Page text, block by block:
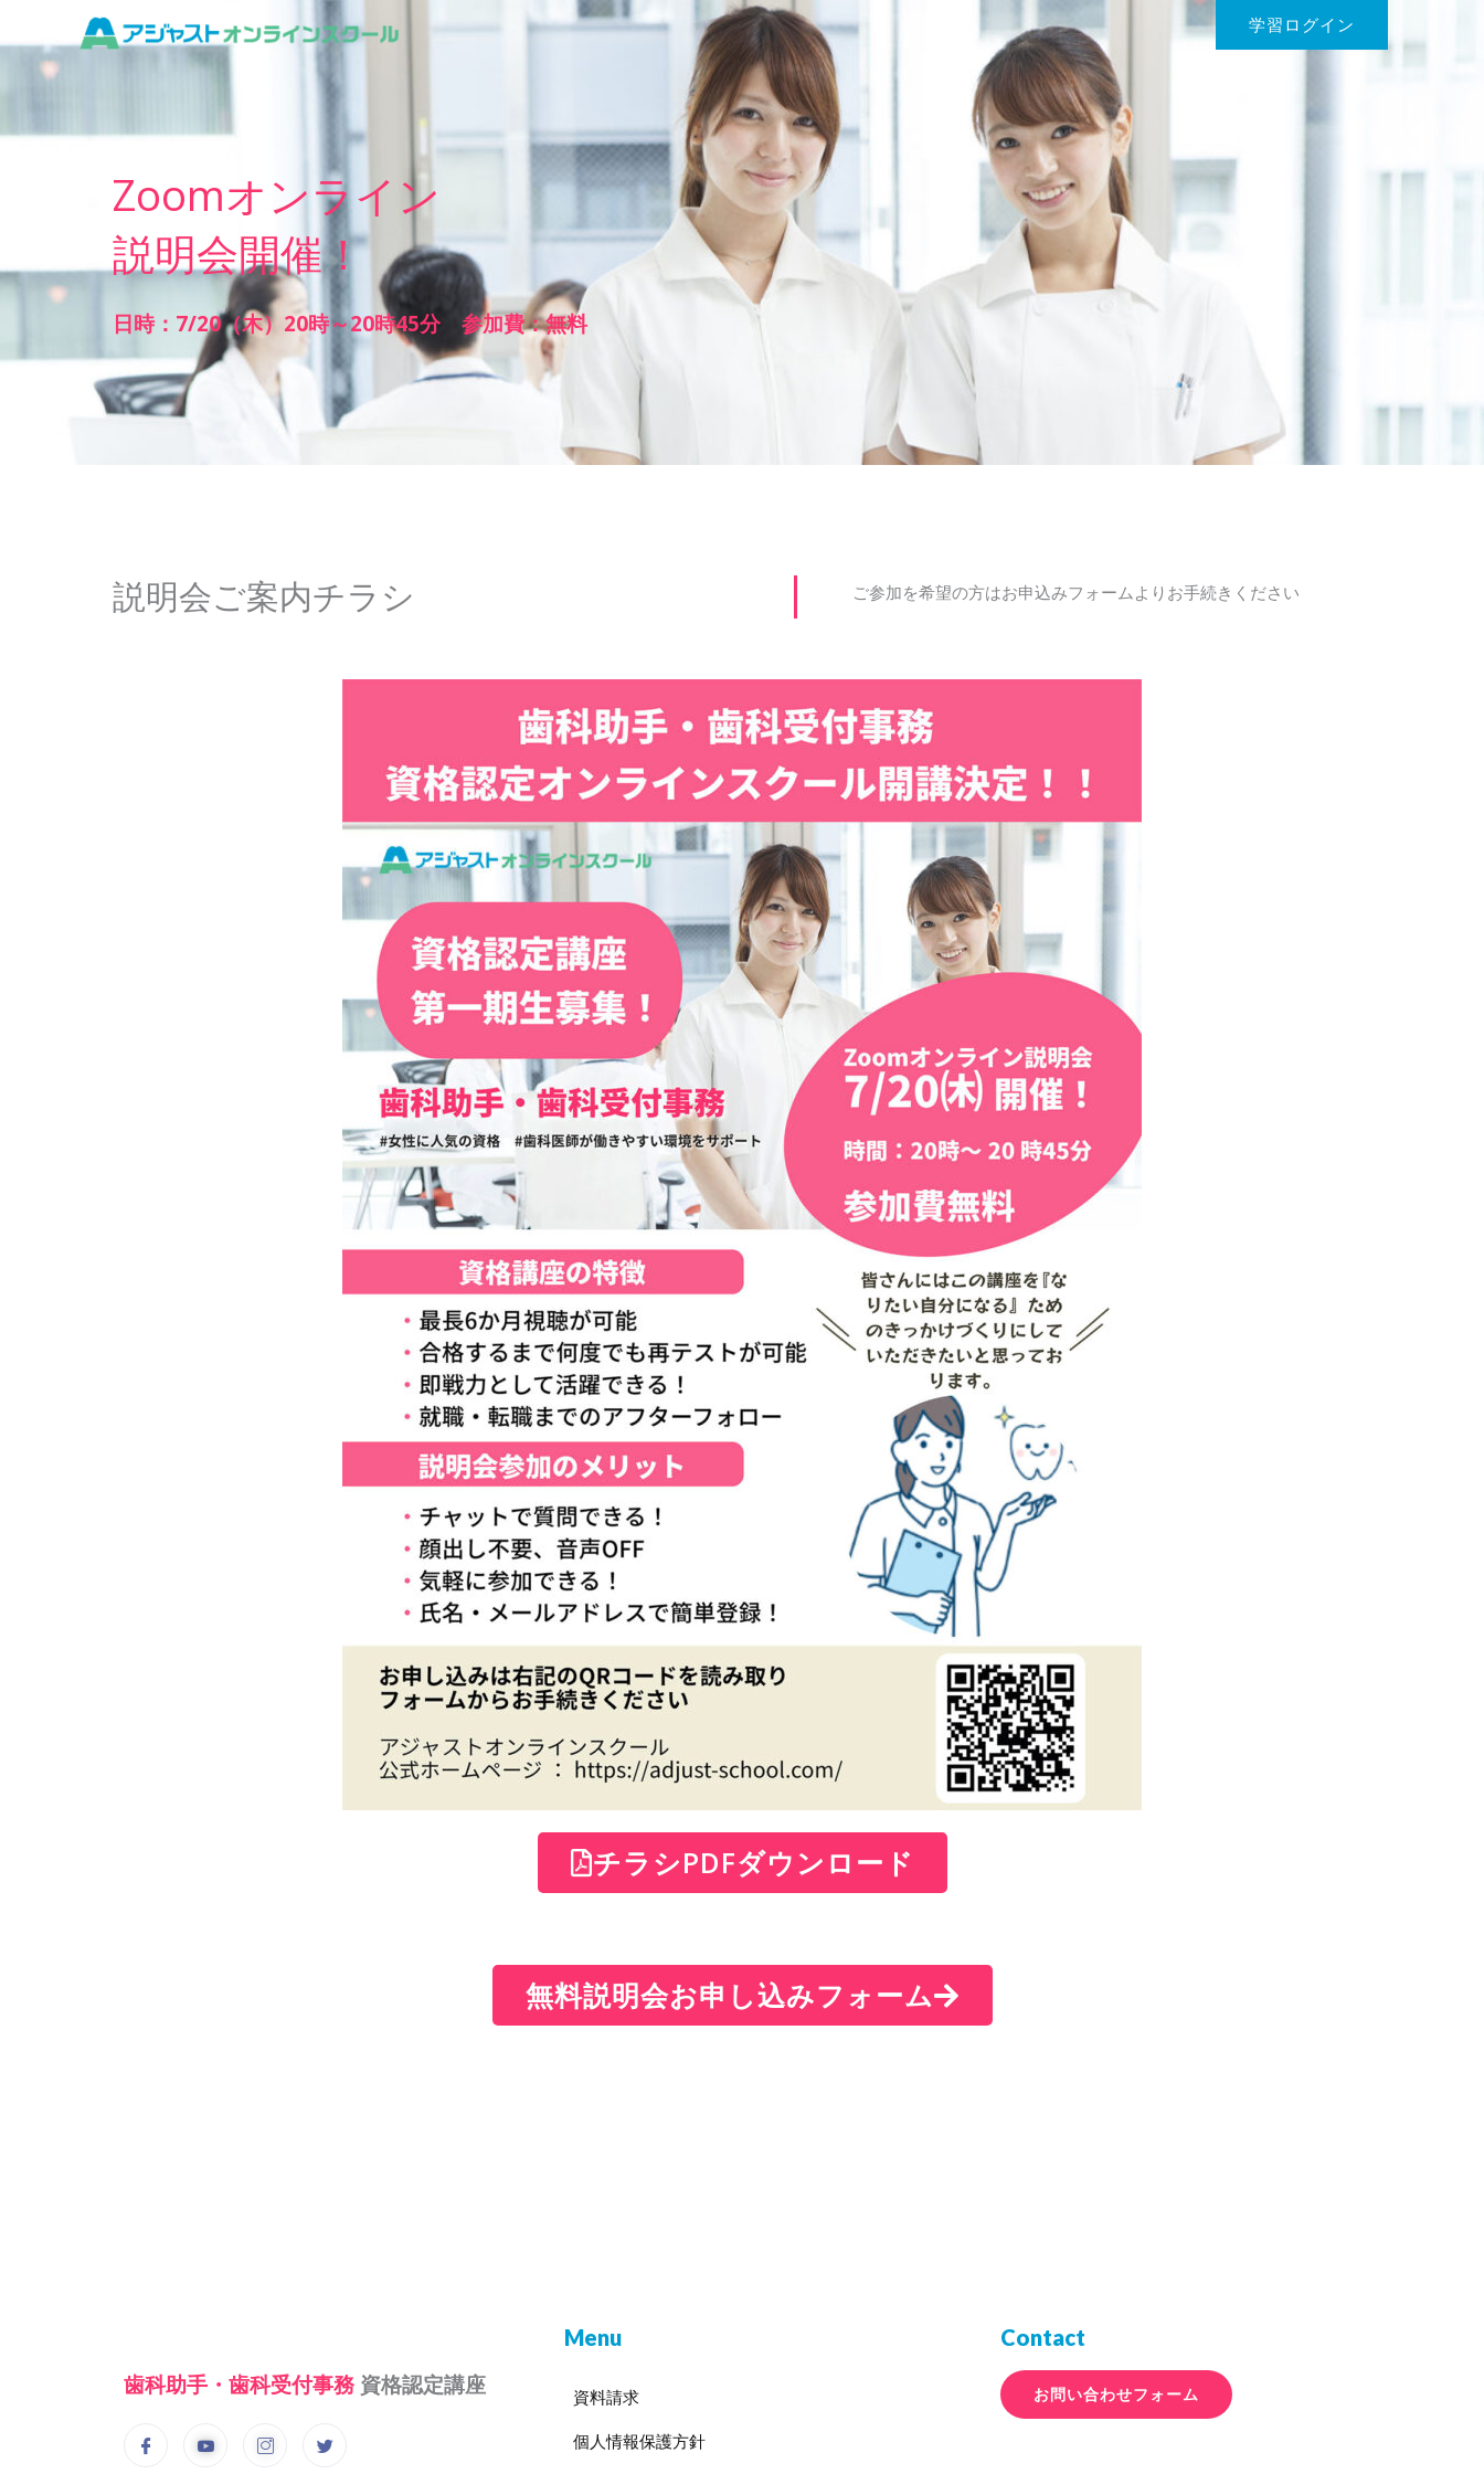
学習ログイン
Zoomオンライン
説明会開催！
日時：7/20（木）20時～20時45分 参加費：無料
説明会ご案内チラシ ご参加を希望の方はお申込みフォームよりお手続きください
チラシPDFダウンロード
無料説明会お申し込みフォーム
歯科助手・歯科受付事務 資格認定講座
Menu
資料請求
個人情報保護方針
Contact
お問い合わせフォーム